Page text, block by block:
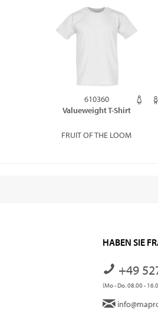
610360
Valueweight T-Shirt
FRUIT OF THE LOOM
HABEN SIE
+49
(Mo - Do. 08.00 -